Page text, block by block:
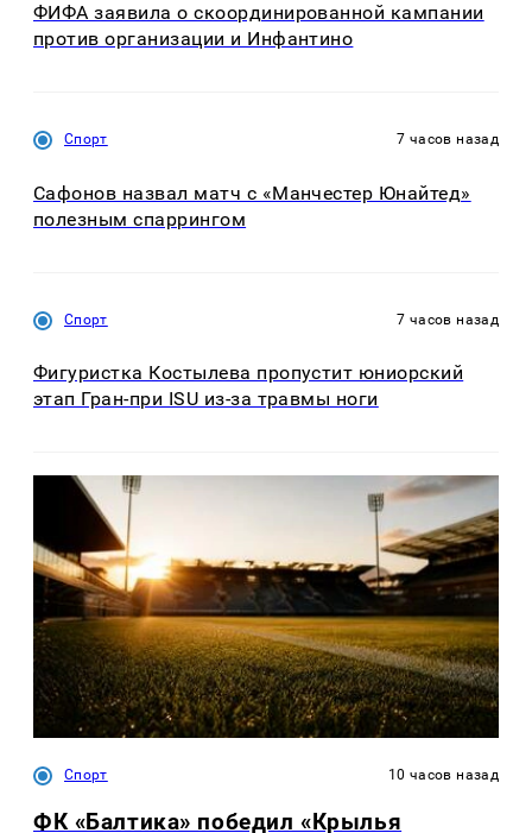
ФИФА заявила о скоординированной кампании
против организации и Инфантино
Спорт 7 часов назад
Сафонов назвал матч с «Манчестер Юнайтед»
полезным спаррингом
Спорт 7 часов назад
Фигуристка Костылева пропустит юниорский
этап Гран-при ISU из-за травмы ноги
Спорт 10 часов назад
ФК «Балтика» победил «Крылья